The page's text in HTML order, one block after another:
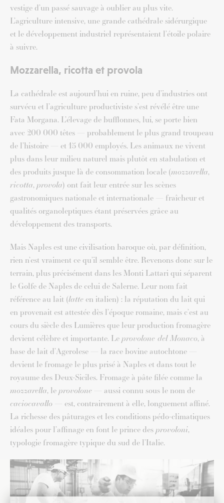
vestige d’un passé sauvage à oublier au plus vite.
L’agriculture intensive, une grande cathédrale sidérurgique
et le développement industriel représentaient l’étoile polaire
à suivre.
Mozzarella, ricotta et provola
La cathédrale est aujourd’hui en ruine, peu d’industries ont
survécu et l’agriculture productiviste s’est révélé être une
Fata Morgana. L’élevage de bufflonnes, lui, se porte bien
avec 200 000 têtes — probablement le plus grand troupeau
de l’histoire — et 15 000 employés. Les animaux ne vivent
plus dans leur milieu naturel mais plutôt en stabulation et
des produits jusque là de consommation locale (mozzarella,
ricotta,provola) ont fait leur entrée sur les scènes
gastronomiques nationale et internationale — fraîcheur et
qualités organoleptiques étant préservées grâce au
développement des transports.
Mais Naples est une civilisation baroque où, par définition,
rien n’est vraiment ce qu’il semble être. Revenons donc sur le
terrain, plus précisément dans les Monti Lattari qui séparent
le Golfe de Naples de celui de Salerne. Leur nom fait
référence au lait (latte en italien) : la réputation du lait qui
en provenait est attestée dès l’époque romaine, mais c’est au
cours du siècle des Lumières que leur production fromagère
devient célèbre et importante. Leprovolone del Monaco, à
base de lait d’Agerolese — la race bovine autochtone —
devient le fromage le plus prisé à Naples et dans tout le
royaume des Deux-Siciles. Fromage à pâte filée comme la
mozzarella, leprovolone — aussi connu sous le nom de
caciocavallo — est, contrairement à elle, longuement affiné.
La richesse des pâturages et les conditions pédo-climatiques
idéales pour l’affinage en font le prince desprovoloni,
typologie fromagère typique du sud de l’Italie.